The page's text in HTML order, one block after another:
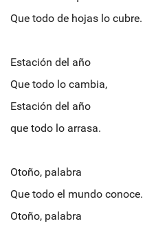
Que todo de hojas lo cubre.
Estación del año
Que todo lo cambia,
Estación del año
que todo lo arrasa.
Otoño, palabra
Que todo el mundo conoce.
Otoño, palabra